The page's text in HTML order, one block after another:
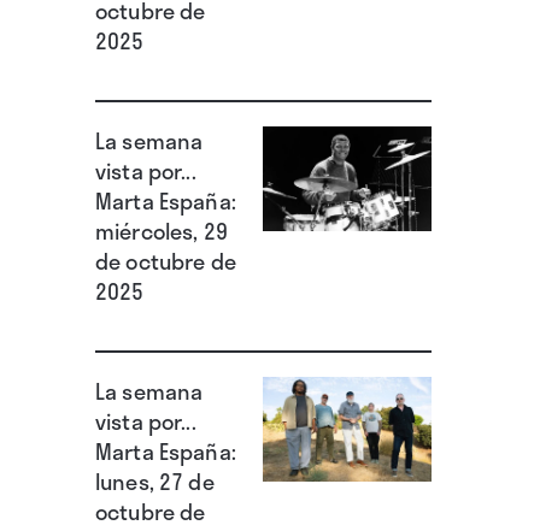
octubre de
2025
La semana
vista por...
Marta España:
miércoles, 29
de octubre de
2025
La semana
vista por...
Marta España:
lunes, 27 de
octubre de